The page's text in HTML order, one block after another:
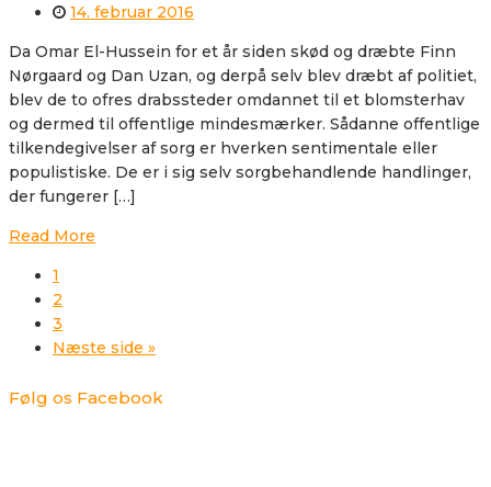
14. februar 2016
Da Omar El-Hussein for et år siden skød og dræbte Finn
Nørgaard og Dan Uzan, og derpå selv blev dræbt af politiet,
blev de to ofres drabssteder omdannet til et blomsterhav
og dermed til offentlige mindesmærker. Sådanne offentlige
tilkendegivelser af sorg er hverken sentimentale eller
populistiske. De er i sig selv sorgbehandlende handlinger,
der fungerer […]
Read More
1
2
3
Næste side »
Følg os Facebook